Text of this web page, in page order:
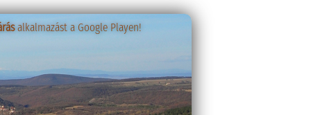
alkalmazást a Google Playen!
alkalmazást a Google Playen!